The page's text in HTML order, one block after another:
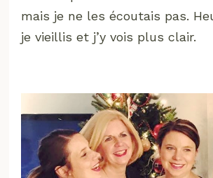
mais je ne les écoutais pas.
je vieillis et j’y vois plus clair.